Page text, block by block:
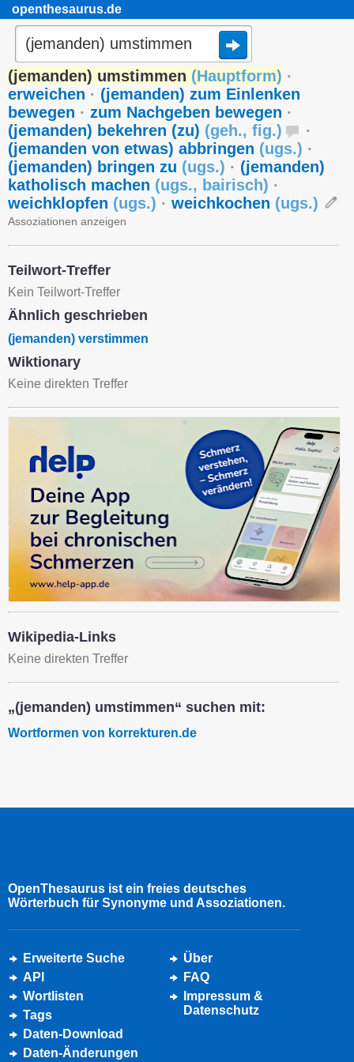
openthesaurus.de
(jemanden) umstimmen (Hauptform) ·
erweichen · (jemanden) zum Einlenken
bewegen · zum Nachgeben bewegen ·
(jemanden) bekehren (zu) (geh., fig.)
·
(jemanden von etwas) abbringen (ugs.) ·
(jemanden) bringen zu (ugs.) · (jemanden)
katholisch machen (ugs., bairisch) ·
weichklopfen (ugs.) · weichkochen (ugs.)
Assoziationen anzeigen
Teilwort-Treffer
Kein Teilwort-Treffer
Ähnlich geschrieben
(jemanden) verstimmen
Wiktionary
Keine direkten Treffer
Wikipedia-Links
Keine direkten Treffer
„(jemanden) umstimmen“ suchen mit:
Wortformen von korrekturen.de
OpenThesaurus ist ein freies deutsches
Wörterbuch für Synonyme und Assoziationen.
Erweiterte Suche
API
Wortlisten
Tags
Daten-Download
Daten-Änderungen
Über
FAQ
Impressum &
Datenschutz